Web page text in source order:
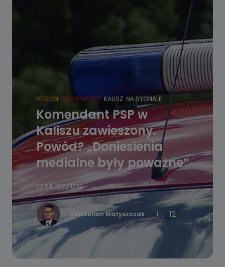
REGION WIADOMOŚCI KALISZ NA SYGNALE
Komendant PSP w
Kaliszu zawieszony.
Powód? „Doniesienia
medialne były poważne”
22.04.2022 12:12
Sebastian Matyszczak 12